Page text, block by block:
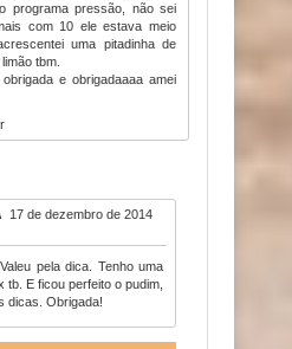
programa pressão, não sei
com 10 ele estava meio
uma pitadinha de
tbm.
e obrigadaaaa amei
17 de dezembro de 2014
pela dica. Tenho uma
tb. E ficou perfeito o pudim,
dicas. Obrigada!